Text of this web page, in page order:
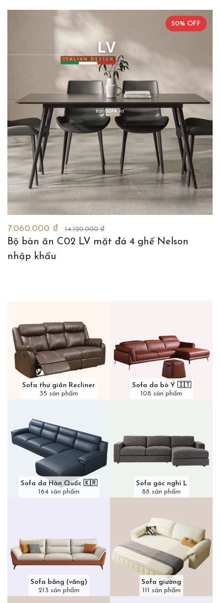
50% OFF
7.060.000 ₫ 14.120.000 ₫
Bộ bàn ăn C02 LV mặt đá 4 ghế Nelson
nhập khẩu
Sofa thư giãn Recliner
35 sản phẩm
Sofa da bò Ý 🇮🇹
108 sản phẩm
Sofa da Hàn Quốc 🇰🇷
164 sản phẩm
Sofa góc nghỉ L
88 sản phẩm
Sofa băng (văng)
213 sản phẩm
Sofa giường
111 sản phẩm